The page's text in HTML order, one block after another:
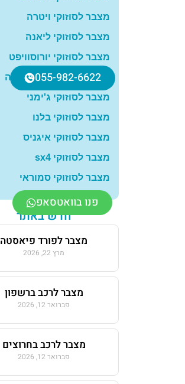
מצבר לסוזוקי ויטרה
מצבר לסוזוקי ליאנה
מצבר לסוזוקי יורוסוויפט
מצבר לסוזוקי גרנד ויטרה
מצבר לסוזוקי ג'ימני
מצבר לסוזוקי בלנו
מצבר לסוזוקי איגניס
מצבר לסוזוקי sx4
מצבר לסוזוקי סמוראי
חדש באתר
מצבר לפורד פיאסטה
מרץ 22, 2026
מצבר לרכב ברשפון
פברואר 12, 2026
מצבר לרכב בחרוצים
פברואר 12, 2026
055-982-6622
פנו בוואטסאפ